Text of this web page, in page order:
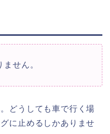
せん。
どうしても車で行く場
に止めるしかありませ